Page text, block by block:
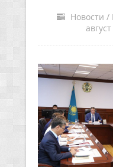
Новости /